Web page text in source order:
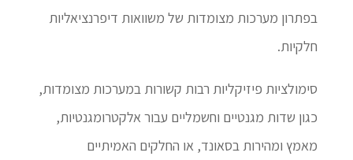
בפתרון מערכות מצומדות של משוואות דיפרנציאליות
חלקיות.
סימולציות פיזיקליות רבות קשורות במערכות מצומדות,
כגון שדות מגנטיים וחשמליים עבור אלקטרומגנטיות,
מאמץ ומהירות בסאונד, או החלקים האמיתיים